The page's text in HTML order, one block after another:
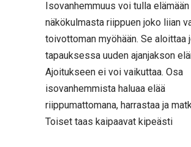
Isovanhemmuus voi tulla elämään
näkökulmasta riippuen joko liian
toivottoman myöhään. Se aloittaa
tapauksessa uuden ajanjakson
Ajoitukseen ei voi vaikuttaa. Osa
isovanhemmista haluaa elää
riippumattomana, harrastaa ja
Toiset taas kaipaavat kipeästi